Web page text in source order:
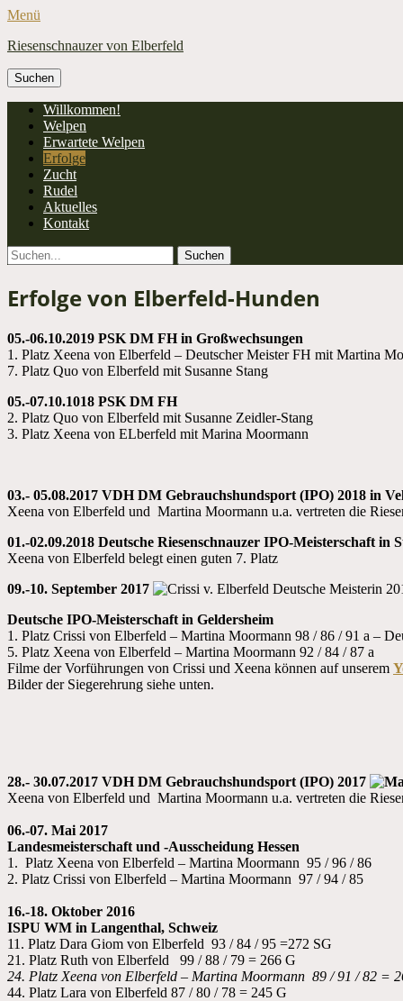
Menü
Riesenschnauzer von Elberfeld
Suchen
nach:
Primäres
Menü
Zum
Inhalt
springen
Willkommen!
Welpen
Erwartete Welpen
Erfolge
Zucht
Rudel
Aktuelles
Kontakt
Suchen
Suchen
nach:
Erfolge von Elberfeld-Hunden
05.-06.10.2019 PSK DM FH in Großwechsungen
1. Platz Xeena von Elberfeld – Deutscher Meister FH mit Martina
7. Platz Quo von Elberfeld mit Susanne Stang
05.-07.10.1018 PSK DM FH
2. Platz Quo von Elberfeld mit Susanne Zeidler-Stang
3. Platz Xeena von ELberfeld mit Marina Moormann
03.- 05.08.2017 VDH DM Gebrauchshundsport (IPO) 2018 in
Xeena von Elberfeld und Martina Moormann u.a. vertreten die
01.-02.09.2018 Deutsche Riesenschnauzer IPO-Meisterschaft in
Xeena von Elberfeld belegt einen guten 7. Platz
09.-10. September 2017
Deutsche IPO-Meisterschaft in Geldersheim
1. Platz Crissi von Elberfeld – Martina Moormann 98 / 86 / 91 a –
5. Platz Xeena von Elberfeld – Martina Moormann 92 / 84 / 87 a
Filme der Vorführungen von Crissi und Xeena können auf unserem
Bilder der Siegerehrung siehe unten.
28.- 30.07.2017 VDH DM Gebrauchshundsport (IPO) 2017
Xeena von Elberfeld und Martina Moormann u.a. vertreten die
06.-07. Mai 2017
Landesmeisterschaft und -Ausscheidung Hessen
1. Platz Xeena von Elberfeld – Martina Moormann 95 / 96 / 86
2. Platz Crissi von Elberfeld – Martina Moormann 97 / 94 / 85
16.-18. Oktober 2016
ISPU WM in Langenthal, Schweiz
11. Platz Dara Giom von Elberfeld 93 / 84 / 95 =272 SG
21. Platz Ruth von Elberfeld 99 / 88 / 79 = 266 G
24. Platz Xeena von Elberfeld – Martina Moormann 89 / 91 / 82 =
44. Platz Lara von Elberfeld 87 / 80 / 78 = 245 G